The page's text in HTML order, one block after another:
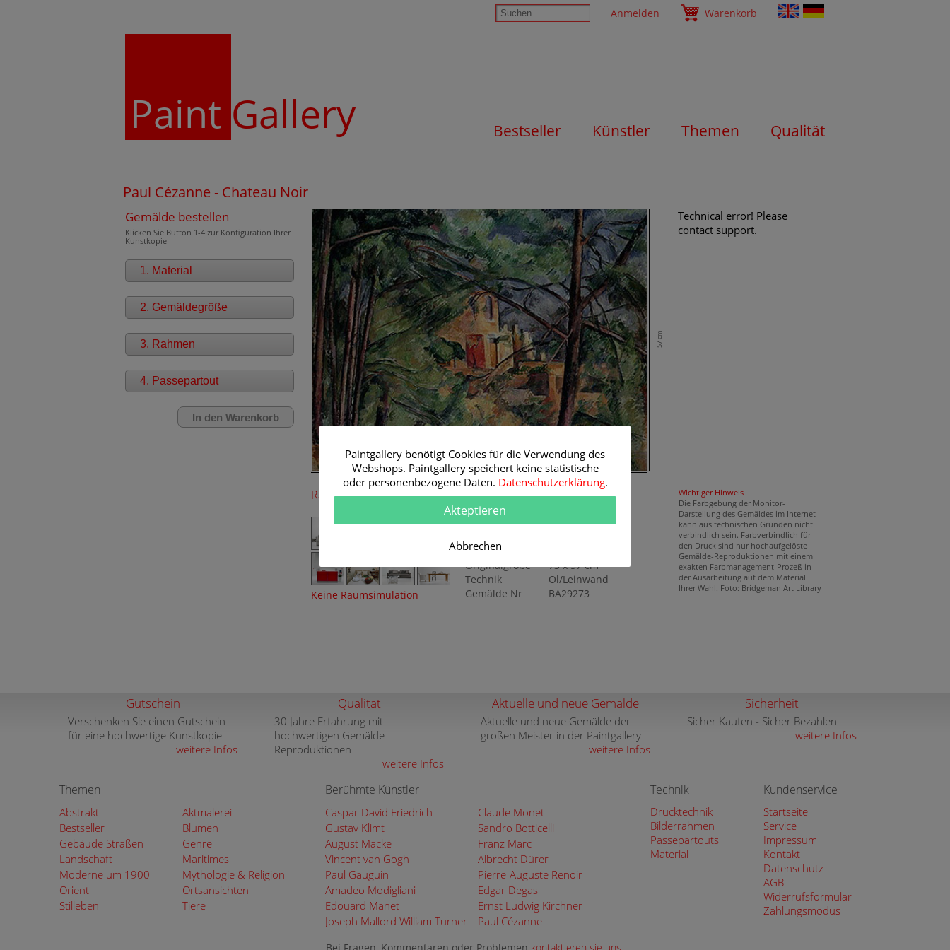
Anmelden Warenkorb
Paint Gallery Bestseller Künstler Themen Qualität
Paul Cézanne - Chateau Noir
Gemälde bestellen
Klicken Sie Button 1-4 zur Konfiguration Ihrer
Kunstkopie
1. Material
2. Gemäldegröße
3. Rahmen
4. Passepartout
57 cm
73 cm
Technical error! Please
contact support.
Raum-Simulation
Keine Raumsimulation
Originalgemälde
Künstler
Paul Cézanne
Titel
Originalgröße
73 x 57 cm
Technik
Öl/Leinwand
Gemälde Nr
BA29273
Wichtiger Hinweis
Die Farbgebung der Monitor-
Darstellung des Gemäldes im Internet
kann aus technischen Gründen nicht
verbindlich sein. Farbverbindlich für
den Druck sind nur hochaufgelöste
Gemälde-Reproduktionen mit einem
exakten Farbmanagement-Prozeß in
der Ausarbeitung auf dem Material
Ihrer Wahl. Foto: Bridgeman Art Library
Gutschein
Verschenken Sie einen Gutschein
für eine hochwertige Kunstkopie
weitere Infos
Qualität
30 Jahre Erfahrung mit
hochwertigen Gemälde-
Reproduktionen
weitere Infos
Aktuelle und neue Gemälde
Aktuelle und neue Gemälde der
großen Meister in der Paintgallery
weitere Infos
Sicherheit
Sicher Kaufen - Sicher Bezahlen
weitere Infos
Themen
Abstrakt
Aktmalerei
Bestseller
Blumen
Gebäude Straßen
Genre
Landschaft
Maritimes
Moderne um 1900
Mythologie & Religion
Orient
Ortsansichten
Stilleben
Tiere
Berühmte Künstler
Caspar David Friedrich
Claude Monet
Gustav Klimt
Sandro Botticelli
August Macke
Franz Marc
Vincent van Gogh
Albrecht Dürer
Paul Gauguin
Pierre-Auguste Renoir
Amadeo Modigliani
Edgar Degas
Edouard Manet
Ernst Ludwig Kirchner
Joseph Mallord William Turner
Paul Cézanne
Technik
Drucktechnik
Bilderrahmen
Passepartouts
Material
Kundenservice
Startseite
Service
Impressum
Kontakt
Datenschutz
AGB
Widerrufsformular
Zahlungsmodus
Paintgallery benötigt Cookies für die Verwendung des
Webshops. Paintgallery speichert keine statistische
oder personenbezogene Daten. Datenschutzerklärung.
Akteptieren
Abbrechen